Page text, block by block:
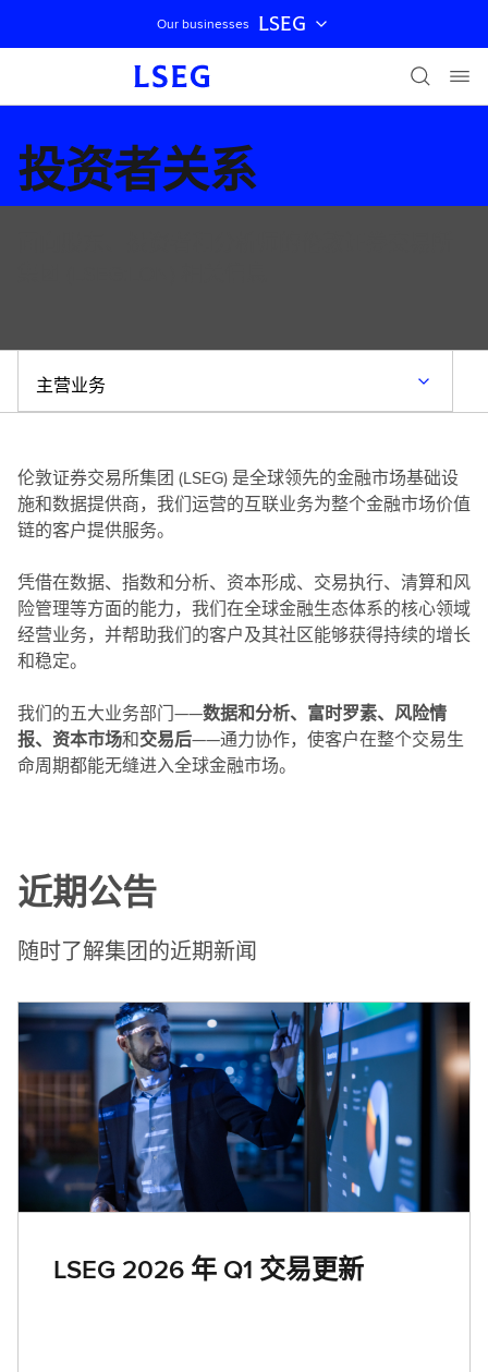
跳过导航
Our businesses LSEG
投资者关系
主营业务
伦敦证券交易所集团 (LSEG) 是全球领先的金融市场基础设
施和数据提供商，我们运营的互联业务为整个金融市场价值
链的客户提供服务。
凭借在数据、指数和分析、资本形成、交易执行、清算和风
险管理等方面的能力，我们在全球金融生态体系的核心领域
经营业务，并帮助我们的客户及其社区能够获得持续的增长
和稳定。
我们的五大业务部门——数据和分析、富时罗素、风险情
报、 资本市场和交易后——通力协作，使客户在整个交易生
命周期都能无缝进入全球金融市场。
近期公告
随时了解集团的近期新闻
LSEG 2026 年 Q1 交易更新